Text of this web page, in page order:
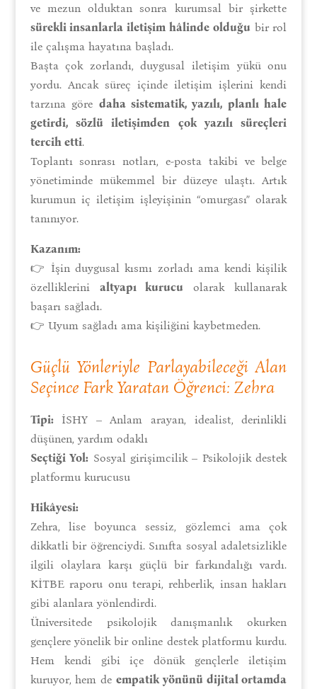
ve mezun olduktan sonra kurumsal bir şirkette
sürekli insanlarla iletişim hâlinde olduğubir rol
ile çalışma hayatına başladı.
Başta çok zorlandı, duygusal iletişim yükü onu
yordu. Ancak süreç içinde iletişim işlerini kendi
tarzına göre daha sistematik, yazılı, planlı hale
getirdi, sözlü iletişimden çok yazılı süreçleri
tercih etti.
Toplantı sonrası notları, e-posta takibi ve belge
yönetiminde mükemmel bir düzeye ulaştı. Artık
kurumun iç iletişim işleyişinin “omurgası” olarak
tanınıyor.
Kazanım:
👉 İşin duygusal kısmı zorladı ama kendi kişilik
özelliklerini altyapı kurucu olarak kullanarak
başarı sağladı.
👉 Uyum sağladı ama kişiliğini kaybetmeden.
Güçlü Yönleriyle Parlayabileceği Alan
Seçince Fark Yaratan Öğrenci: Zehra
Tipi: İSHY – Anlam arayan, idealist, derinlikli
düşünen, yardım odaklı
Seçtiği Yol: Sosyal girişimcilik – Psikolojik destek
platformu kurucusu
Hikâyesi:
Zehra, lise boyunca sessiz, gözlemci ama çok
dikkatli bir öğrenciydi. Sınıfta sosyal adaletsizlikle
ilgili olaylara karşı güçlü bir farkındalığı vardı.
KİTBE raporu onu terapi, rehberlik, insan hakları
gibi alanlara yönlendirdi.
Üniversitede psikolojik danışmanlık okurken
gençlere yönelik bir online destek platformu kurdu.
Hem kendi gibi içe dönük gençlerle iletişim
kuruyor, hem de empatik yönünü dijital ortamda